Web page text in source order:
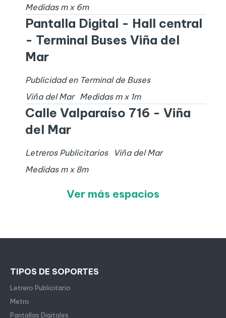
Medidas m x 6m
Pantalla Digital - Hall central
- Terminal Buses Viña del
Mar
Publicidad en Terminal de Buses
Viña del Mar
Medidas m x 1m
Calle Valparaíso 716 - Viña
del Mar
Letreros Publicitarios
Viña del Mar
Medidas m x 8m
Ver más espacios
TIPOS DE SOPORTES
Letrero Publicitario
Metro
Pantallas Digitales